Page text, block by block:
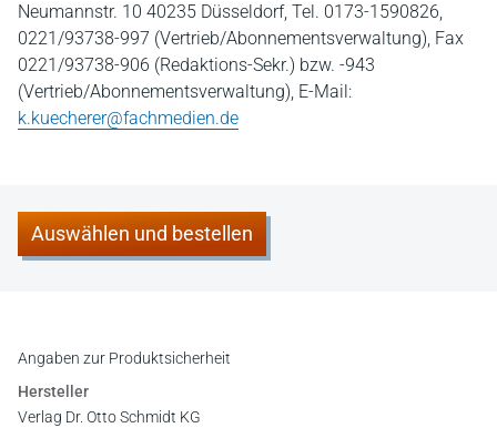
Neumannstr. 10 40235 Düsseldorf, Tel. 0173-1590826,
0221/93738-997 (Vertrieb/Abonnementsverwaltung), Fax
0221/93738-906 (Redaktions-Sekr.) bzw. -943
(Vertrieb/Abonnementsverwaltung), E-Mail:
k.kuecherer@fachmedien.de
Auswählen und bestellen
Angaben zur Produktsicherheit
Hersteller
Verlag Dr. Otto Schmidt KG